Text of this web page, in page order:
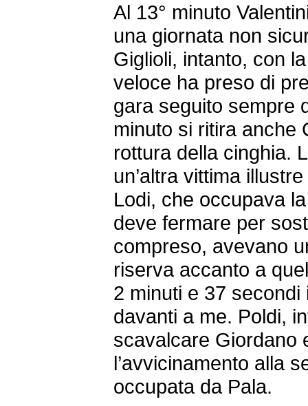
Al 13° minuto
una giornata non
Giglioli, intanto, con
veloce ha preso di
gara seguito sempre
minuto si ritira anche
rottura della cinghia.
un’altra vittima
Lodi, che occupava
deve fermare per
compreso, avevano
riserva accanto a
2 minuti e 37
davanti a me. Poldi,
scavalcare Giordano
l’avvicinamento alla
occupata da Pala.